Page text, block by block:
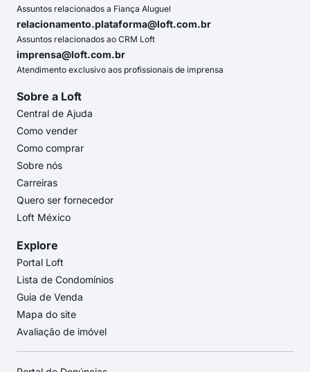
Assuntos relacionados a Fiança Aluguel
relacionamento.plataforma@loft.com.br
Assuntos relacionados ao CRM Loft
imprensa@loft.com.br
Atendimento exclusivo aos profissionais de imprensa
Sobre a Loft
Central de Ajuda
Como vender
Como comprar
Sobre nós
Carreiras
Quero ser fornecedor
Loft México
Explore
Portal Loft
Lista de Condomínios
Guia de Venda
Mapa do site
Avaliação de imóvel